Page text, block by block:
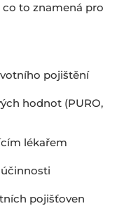
co to znamená pro
pojištění
hodnot (PURO,
lékařem
pojišťoven